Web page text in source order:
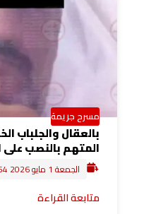
مسرح جريمة
بالعقال والجلباب
المتهم بالنصب
الجمعة 1 مايو 2026 3:54 م
متابعة القراءة